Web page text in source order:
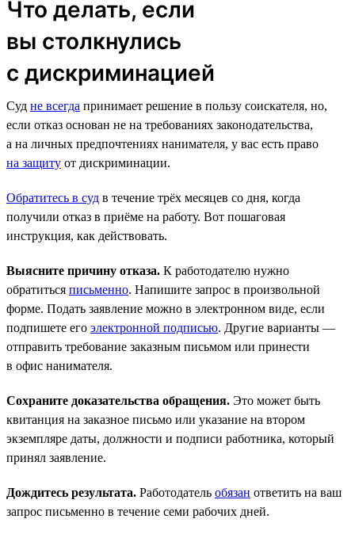
Что делать, если
вы столкнулись
с дискриминацией
Суд не всегда принимает решение в пользу соискателя, но,
если отказ основан не на требованиях законодательства,
а на личных предпочтениях нанимателя, у вас есть право
на защиту от дискриминации.
Обратитесь в суд в течение трёх месяцев со дня, когда
получили отказ в приёме на работу. Вот пошаговая
инструкция, как действовать.
Выясните причину отказа. К работодателю нужно
обратиться письменно. Напишите запрос в произвольной
форме. Подать заявление можно в электронном виде, если
подпишете его электронной подписью. Другие варианты —
отправить требование заказным письмом или принести
в офис нанимателя.
Сохраните доказательства обращения. Это может быть
квитанция на заказное письмо или указание на втором
экземпляре даты, должности и подписи работника, который
принял заявление.
Дождитесь результата. Работодатель обязан ответить на ваш
запрос письменно в течение семи рабочих дней.